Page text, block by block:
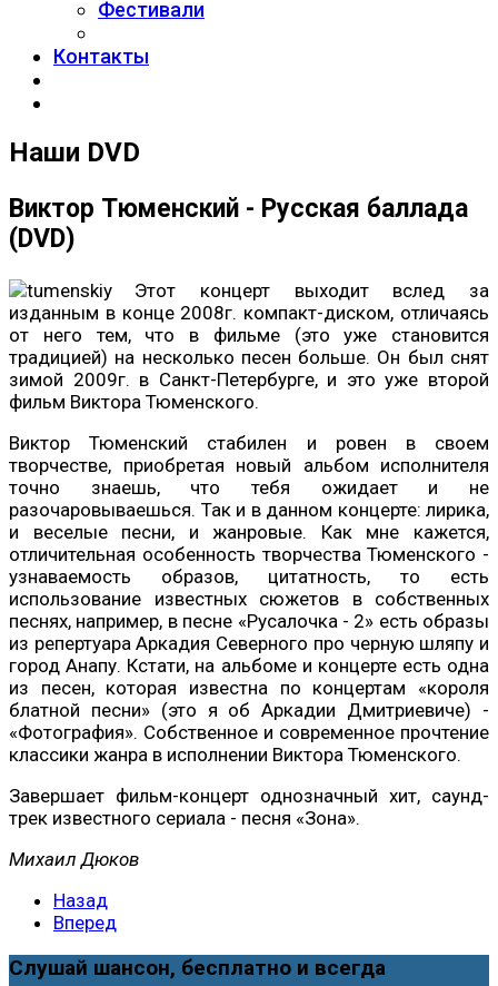
Фестивали
Контакты
Наши DVD
Виктор Тюменский - Русская баллада
(DVD)
Этот концерт выходит вслед за
изданным в конце 2008г. компакт-диском, отличаясь
от него тем, что в фильме (это уже становится
традицией) на несколько песен больше. Он был снят
зимой 2009г. в Санкт-Петербурге, и это уже второй
фильм Виктора Тюменского.
Виктор Тюменский стабилен и ровен в своем
творчестве, приобретая новый альбом исполнителя
точно знаешь, что тебя ожидает и не
разочаровываешься. Так и в данном концерте: лирика,
и веселые песни, и жанровые. Как мне кажется,
отличительная особенность творчества Тюменского -
узнаваемость образов, цитатность, то есть
использование известных сюжетов в собственных
песнях, например, в песне «Русалочка - 2» есть образы
из репертуара Аркадия Северного про черную шляпу и
город Анапу. Кстати, на альбоме и концерте есть одна
из песен, которая известна по концертам «короля
блатной песни» (это я об Аркадии Дмитриевиче) -
«Фотография». Собственное и современное прочтение
классики жанра в исполнении Виктора Тюменского.
Завершает фильм-концерт однозначный хит, саунд-
трек известного сериала - песня «Зона».
Михаил Дюков
Назад
Вперед
Слушай шансон, бесплатно и всегда